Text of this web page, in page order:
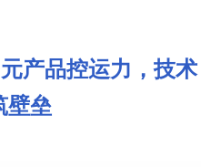
产品控运力，技术
壁垒